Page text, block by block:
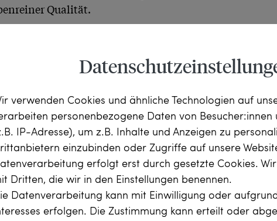
Qualität.
in Nürnberg entstanden, das
Georg Wertel hat sich
Gutachten erstellen
Materialien bestätigt
Ring mitgeliefert.
verwenden Cookies und ähnliche Technologien auf
personenbezogene Daten von Besucher:innen
IP-Adresse), um z.B. Inhalte und Anzeigen zu
einzubinden oder Zugriffe auf unsere
erfolgt erst durch gesetzte Cookies.
Dritten, die wir in den Einstellungen benennen.
Datenverarbeitung kann mit Einwilligung oder
erfolgen. Die Zustimmung kann erteilt oder